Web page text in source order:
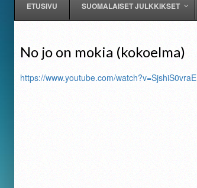
ETUSIVU SUOMALAISET JULKKIKSET
No jo on mokia (kokoelma)
https://www.youtube.com/watch?v=SjshiS0vraE